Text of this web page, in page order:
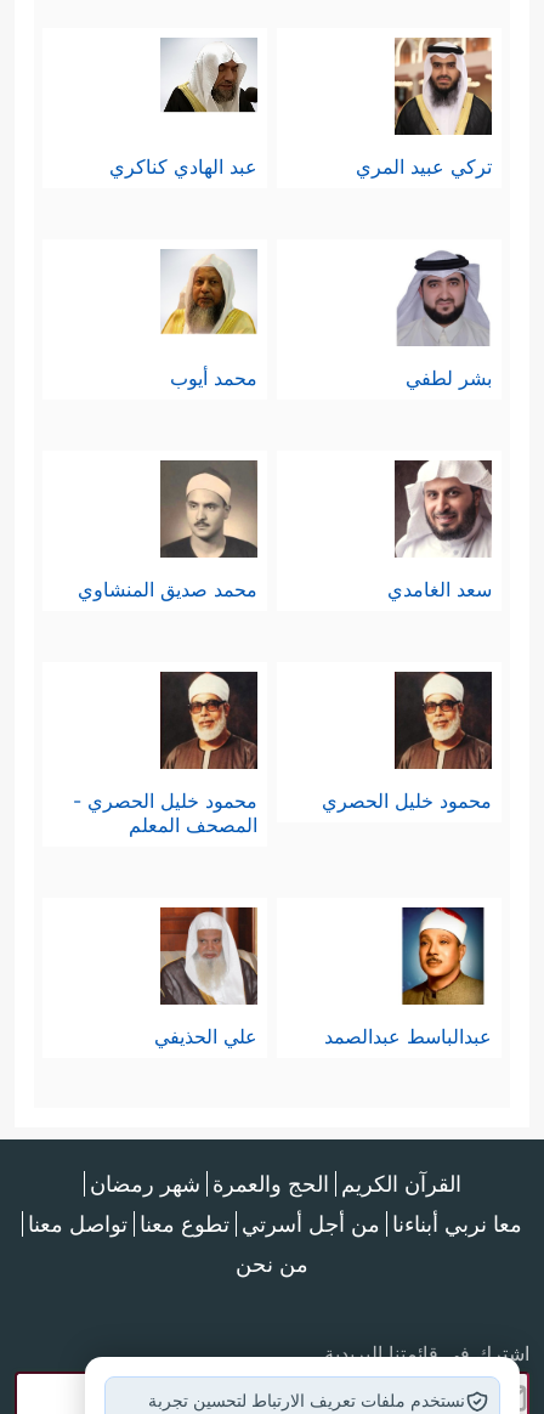
تركي عبيد المري عبد الهادي كناكري
بشر لطفي محمد أيوب
سعد الغامدي محمد صديق المنشاوي
محمود خليل الحصري
محمود خليل الحصري -
المصحف المعلم
عبدالباسط عبدالصمد علي الحذيفي
القرآن الكريم الحج والعمرة شهر رمضان
معا نربي أبناءنا من أجل أسرتي تطوع معنا تواصل معنا
من نحن
اشترك في قائمتنا البريدية
نستخدم ملفات تعريف الارتباط لتحسين تجربة